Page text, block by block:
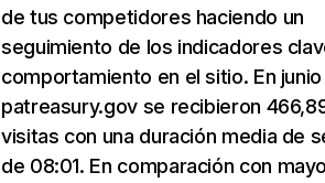
de tus competidores haciendo un
seguimiento de los indicadores
comportamiento en el sitio. En junio
patreasury.gov se recibieron
visitas con una duración media de
de 08:01. En comparación con